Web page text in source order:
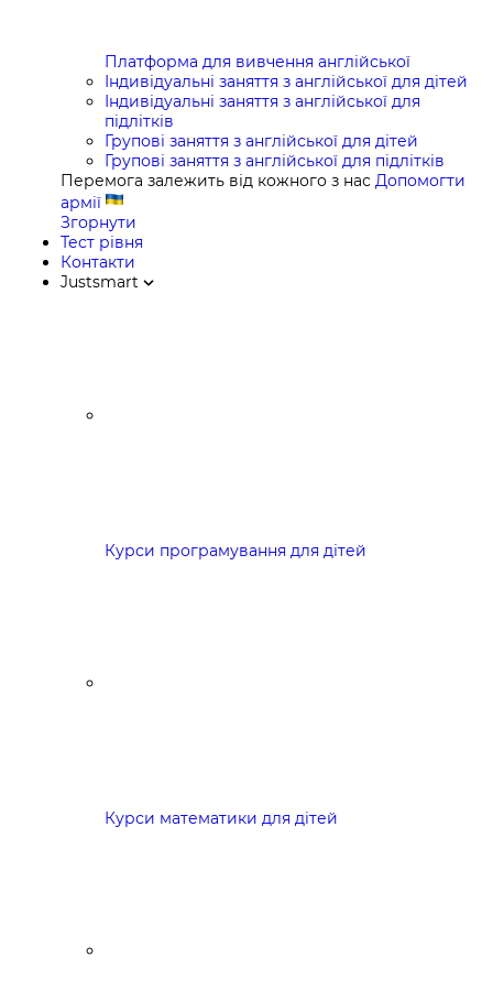
Платформа для вивчення англійської
Індивідуальні заняття з англійської для дітей
Індивідуальні заняття з англійської для
підлітків
Групові заняття з англійської для дітей
Групові заняття з англійської для підлітків
Перемога залежить від кожного з нас Допомогти
армії
Згорнути
Тест рівня
Контакти
Justsmart
Курси програмування для дітей
Курси математики для дітей